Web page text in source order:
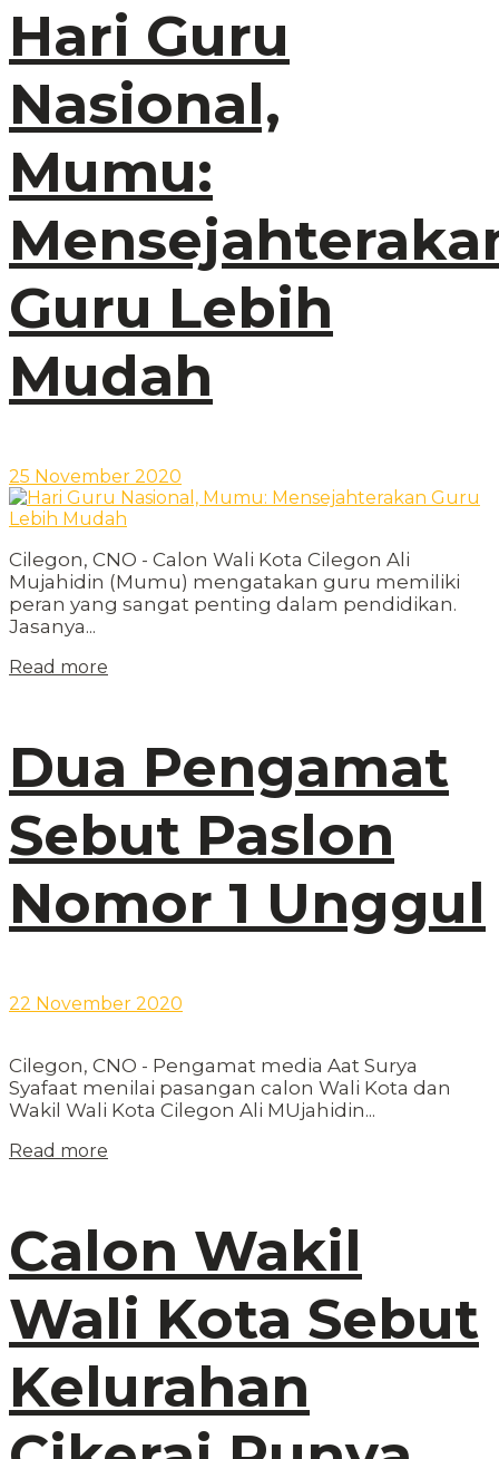
Hari Guru
Nasional,
Mumu:
Guru Lebih
Mudah
25 November 2020
Cilegon, CNO - Calon Wali Kota Cilegon Ali
Mujahidin (Mumu) mengatakan guru memiliki
peran yang sangat penting dalam pendidikan.
Jasanya...
Read more
Dua Pengamat
Sebut Paslon
Nomor 1 Unggul
22 November 2020
Cilegon, CNO - Pengamat media Aat Surya
Syafaat menilai pasangan calon Wali Kota dan
Wakil Wali Kota Cilegon Ali MUjahidin...
Read more
Calon Wakil
Wali Kota Sebut
Kelurahan